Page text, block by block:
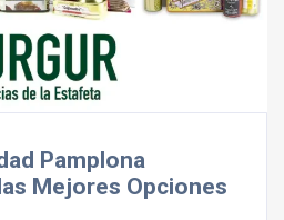
Pamplona
Mejores Opciones